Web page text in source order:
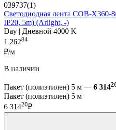
039737(1)
Светодиодная лента COB-X360-
IP20, 5m) (Arlight, -)
Day | Дневной 4000 K
1 26284
₽/м
В наличии
Пакет (полиэтилен) 5 м — 6 314
Пакет (полиэтилен) 5 м
6 31420₽